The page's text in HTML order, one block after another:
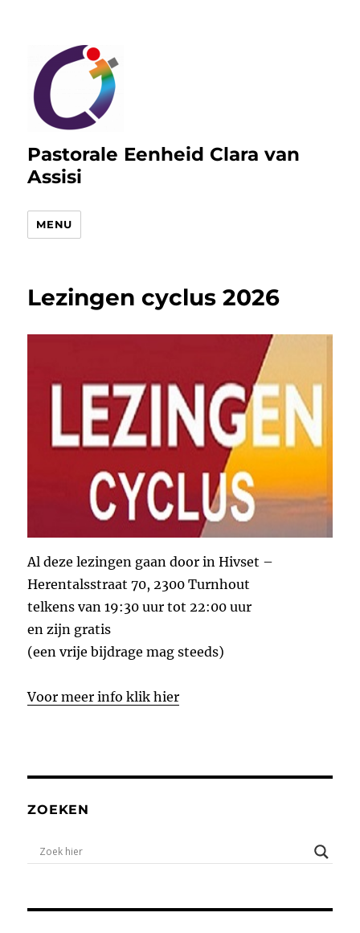
Pastorale Eenheid Clara van
Assisi
MENU
Lezingen cyclus 2026
Al deze lezingen gaan door in Hivset –
Herentalsstraat 70, 2300 Turnhout
telkens van 19:30 uur tot 22:00 uur
en zijn gratis
(een vrije bijdrage mag steeds)
Voor meer info klik hier
ZOEKEN